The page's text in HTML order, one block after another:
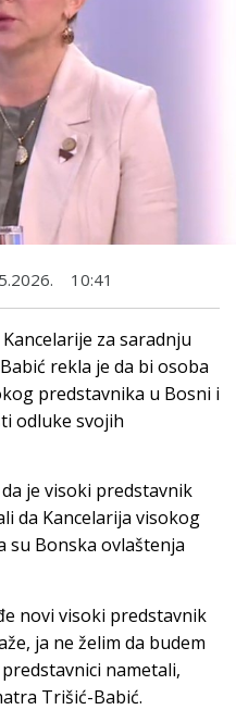
10:41
za saradnju
rekla je da bi osoba
predstavnika u Bosni i
odluke svojih
je visoki predstavnik
da Kancelarija visokog
su Bonska ovlaštenja
novi visoki predstavnik
ja ne želim da budem
nametali,
Trišić-Babić.